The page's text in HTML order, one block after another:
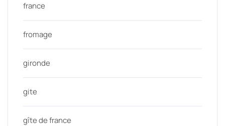
france
fromage
gironde
gite
gîte de france